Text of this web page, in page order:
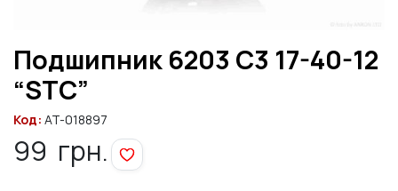
Подшипник 6203 C3 17-40-12
“STC”
Код: AT-018897
99 грн.